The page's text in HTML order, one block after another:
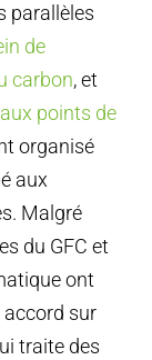
parallèles
de
carbon, et
points de
organisé
aux
Malgré
du GFC et
ont
accord sur
traite des